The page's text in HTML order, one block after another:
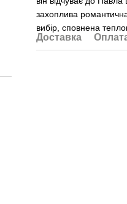
захоплива
вибір, сповнена
Доставка